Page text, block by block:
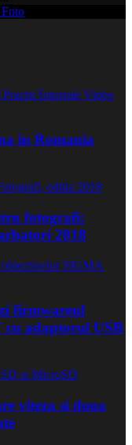
Tutoriale Video
in Romania
fotografi:
2018
firmwareul
cu adaptorul USB
viteza si doua